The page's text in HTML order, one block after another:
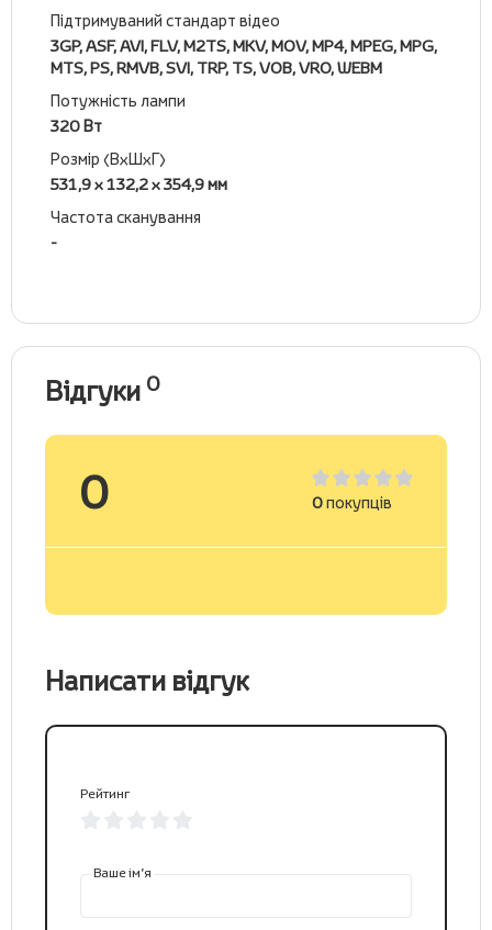
Підтримуваний стандарт відео
3GP, ASF, AVI, FLV, M2TS, MKV, MOV, MP4, MPEG, MPG,
MTS, PS, RMVB, SVI, TRP, TS, VOB, VRO, WEBM
Потужність лампи
320 Вт
Розмір (ВхШхГ)
531,9 x 132,2 x 354,9 мм
Частота сканування
-
Відгуки 0
0 0покупців
Написати відгук
Рейтинг
Ваше ім’я